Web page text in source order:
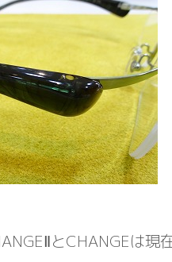
とCHANGEは現